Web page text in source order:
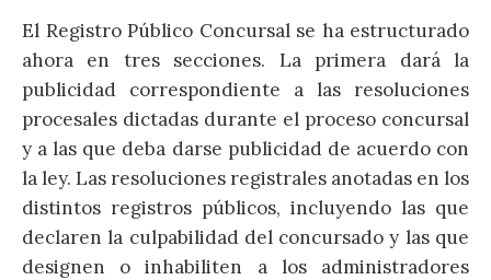
El Registro Público Concursal se ha estructurado
ahora en tres secciones. La primera dará la
publicidad correspondiente a las resoluciones
procesales dictadas durante el proceso concursal
y a las que deba darse publicidad de acuerdo con
la ley. Las resoluciones registrales anotadas en los
distintos registros públicos, incluyendo las que
declaren la culpabilidad del concursado y las que
designen o inhabiliten a los administradores